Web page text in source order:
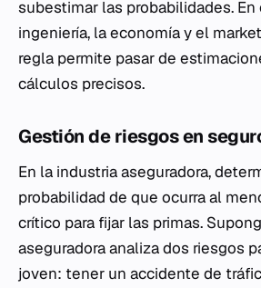
subestimar las probabilidades.
ingeniería, la economía y el
regla permite pasar de
cálculos precisos.
Gestión de riesgos en
En la industria aseguradora,
probabilidad de que ocurraal
crítico para fijar las primas.
aseguradora analiza dos riesgos
joven: tener un accidente de